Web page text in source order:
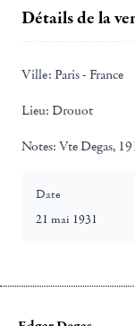
Détails de la
Ville: Paris - France
Lieu: Drouot
Notes: Vte Degas,
Date
21 mai 1931